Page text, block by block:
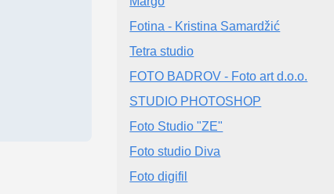
Fotina - Kristina Samardžić
Tetra studio
FOTO BADROV - Foto art d.o.o.
STUDIO PHOTOSHOP
Foto Studio "ZE"
Foto studio Diva
Foto digifil